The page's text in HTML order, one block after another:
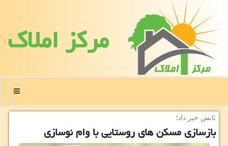
مركز املاك
منو
تابش خبر داد؛
بازسازی مسكن های روستایی با وام نوسازی